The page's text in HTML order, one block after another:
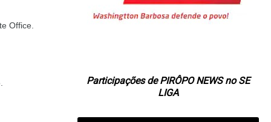
Office.
Participações de PIRÔPO NEWS no SE
LIGA